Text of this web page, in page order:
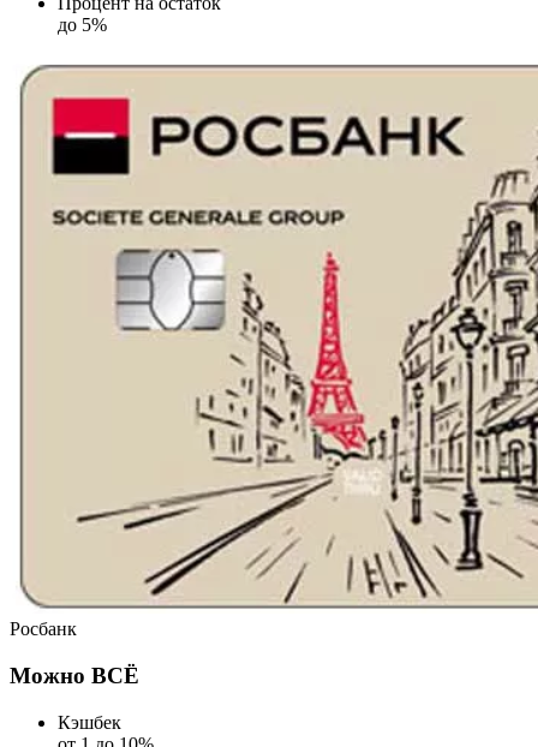
до 5%
Росбанк
Можно ВСЁ
Кэшбек